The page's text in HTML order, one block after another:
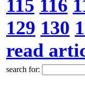
115 116
129 130
read
search for: